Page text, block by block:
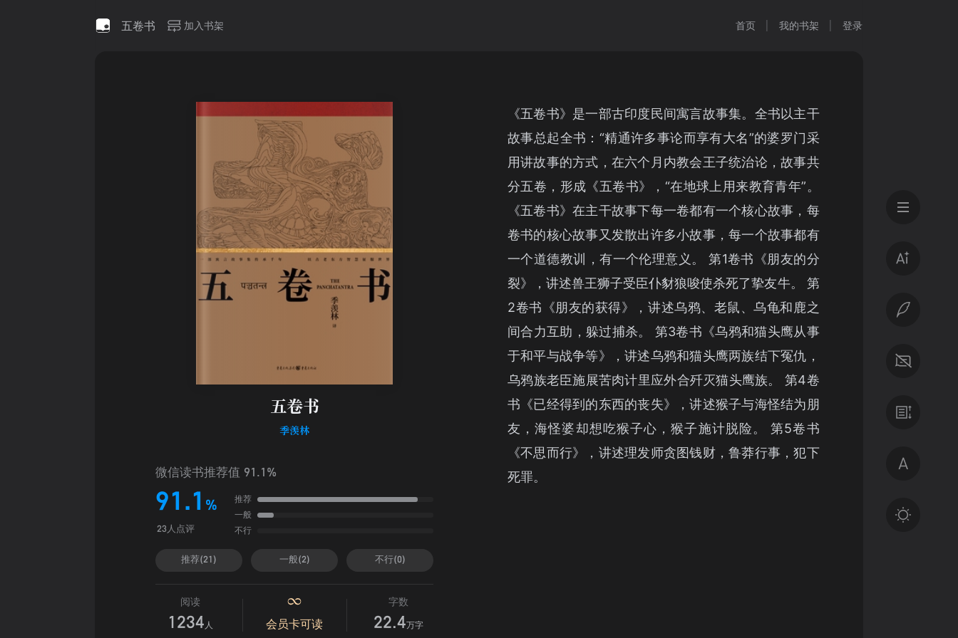
五卷书 加入书架 首页 我的书架 登录
五卷书
季羡林
微信读书推荐值 91.1%
91.1 %
23人点评
推荐
一般
不行
推荐(21) 一般(2) 不行(0)
阅读
1234 人 会员卡可读
字数
22.4万字
《五卷书》是一部古印度民间寓言故事集。全书以主干
故事总起全书：“精通许多事论而享有大名”的婆罗门采
用讲故事的方式，在六个月内教会王子统治论，故事共
分五卷，形成《五卷书》，“在地球上用来教育青年”。
《五卷书》在主干故事下每一卷都有一个核心故事，每
卷书的核心故事又发散出许多小故事，每一个故事都有
一个道德教训，有一个伦理意义。 第1卷书《朋友的分
裂》，讲述兽王狮子受臣仆豺狼唆使杀死了挚友牛。 第
2卷书《朋友的获得》，讲述乌鸦、老鼠、乌龟和鹿之
间合力互助，躲过捕杀。 第3卷书《乌鸦和猫头鹰从事
于和平与战争等》，讲述乌鸦和猫头鹰两族结下冤仇，
乌鸦族老臣施展苦肉计里应外合歼灭猫头鹰族。 第4卷
书《已经得到的东西的丧失》，讲述猴子与海怪结为朋
友，海怪婆却想吃猴子心，猴子施计脱险。 第5卷书
《不思而行》，讲述理发师贪图钱财，鲁莽行事，犯下
死罪。